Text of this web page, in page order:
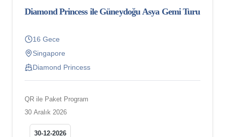
Diamond Princess ile Güneydoğu Asya Gemi Turu
16 Gece
Singapore
Diamond Princess
QR ile Paket Program
30 Aralık 2026
30-12-2026